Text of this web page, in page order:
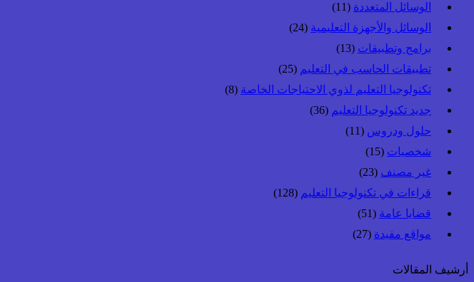
الوسائل المتعددة (11)
الوسائل والأجهزة التعليمية (24)
برامج وتطبيقات (13)
تطبيقات الحاسب في التعليم (25)
تكنولوجيا التعليم لذوي الاحتياجات الخاصة (8)
جديد تكنولوجيا التعليم (36)
حلول ودروس (11)
شخصيات (15)
غير مصنف (23)
قراءات في تكنولوجيا التعليم (128)
قضايا عامة (51)
مواقع مفيدة (27)
أرشيف المقالات